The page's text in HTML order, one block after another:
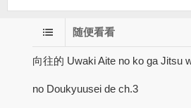
随便看看
向往的 Uwaki Aite no ko ga Jitsu
no Doukyuusei de ch.3